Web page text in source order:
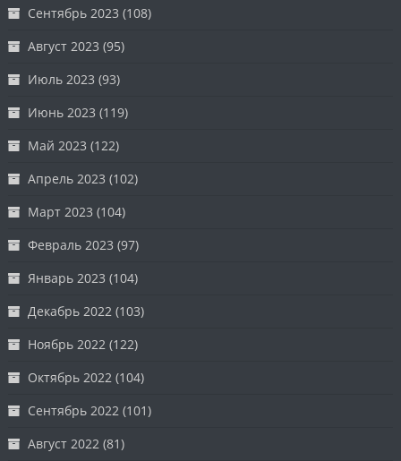
Сентябрь 2023 (108)
Август 2023 (95)
Июль 2023 (93)
Июнь 2023 (119)
Май 2023 (122)
Апрель 2023 (102)
Март 2023 (104)
Февраль 2023 (97)
Январь 2023 (104)
Декабрь 2022 (103)
Ноябрь 2022 (122)
Октябрь 2022 (104)
Сентябрь 2022 (101)
Август 2022 (81)